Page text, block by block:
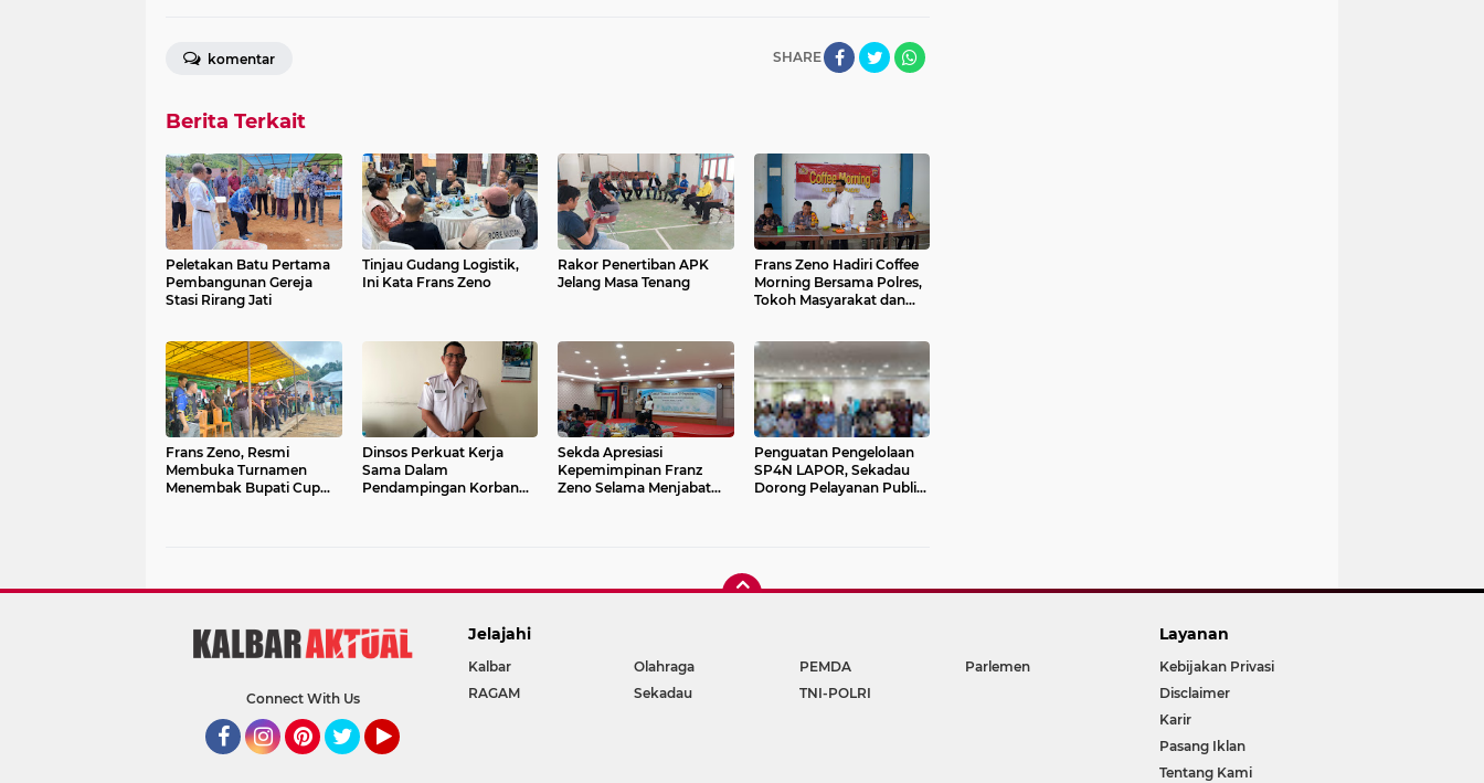
SHARE
komentar
Berita Terkait
Peletakan Batu Pertama
Pembangunan Gereja
Stasi Rirang Jati
Tinjau Gudang Logistik,
Ini Kata Frans Zeno
Rakor Penertiban APK
Jelang Masa Tenang
Frans Zeno Hadiri Coffee
Morning Bersama Polres,
Tokoh Masyarakat dan
Frans Zeno, Resmi
Membuka Turnamen
Menembak Bupati Cup
Dinsos Perkuat Kerja
Sama Dalam
Pendampingan Korban
Sekda Apresiasi
Kepemimpinan Franz
Zeno Selama Menjabat
Penguatan Pengelolaan
SP4N LAPOR, Sekadau
Dorong Pelayanan Publik
Connect With Us
Jelajahi
Kalbar Olahraga PEMDA
Parlemen
RAGAM
Sekadau TNI-POLRI
Layanan
Kebijakan Privasi
Disclaimer
Karir
Pasang Iklan
Tentang Kami